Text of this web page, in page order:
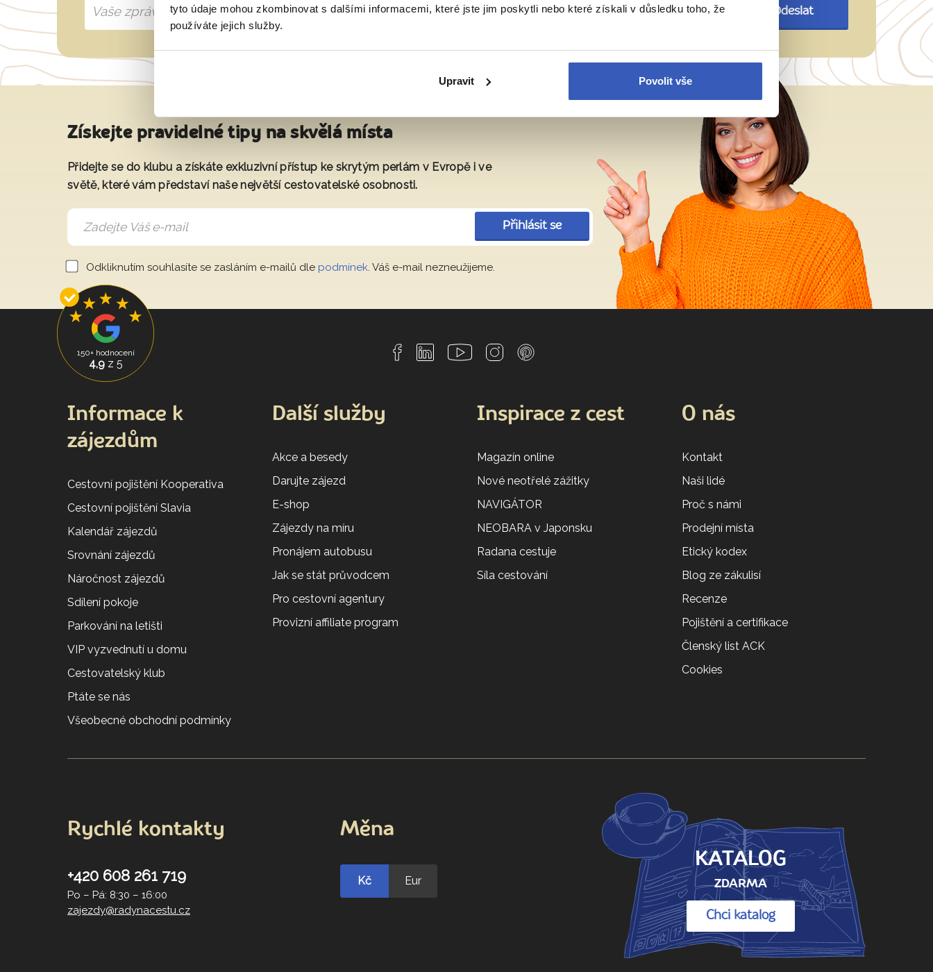
tyto údaje mohou zkombinovat s dalšími informacemi, které jste jim poskytli nebo které získali v důsledku toho, že
používáte jejich služby.
Upravit Povolit vše
Odeslat
Získejte pravidelné tipy na skvělá místa
Přidejte se do klubu a získáte exkluzivní přístup ke skrytým perlám v Evropě i ve
světě, které vám představí naše největší cestovatelské osobnosti.
Přihlásit se
Odkliknutím souhlasíte se zasláním e-mailů dle podmínek. Váš e-mail nezneužijeme.
150+ hodnocení
4,9z 5
Informace k
zájezdům
Cestovní pojištění Kooperativa
Cestovní pojištění Slavia
Kalendář zájezdů
Srovnání zájezdů
Náročnost zájezdů
Sdílení pokoje
Parkování na letišti
VIP vyzvednutí u domu
Cestovatelský klub
Ptáte se nás
Všeobecné obchodní podmínky
Další služby
Akce a besedy
Darujte zájezd
E-shop
Zájezdy na míru
Pronájem autobusu
Jak se stát průvodcem
Pro cestovní agentury
Provizní affiliate program
Inspirace z cest
Magazín online
Nové neotřelé zážitky
NAVIGÁTOR
NEOBARA v Japonsku
Radana cestuje
Síla cestování
O nás
Kontakt
Naši lidé
Proč s námi
Prodejní místa
Etický kodex
Blog ze zákulisí
Recenze
Pojištění a certifikace
Členský list ACK
Cookies
Rychlé kontakty
+420 608 261 719
Po – Pá: 8:30 – 16:00
zajezdy@radynacestu.cz
Měna
Kč Eur
KATALOG
ZDARMA
Chci katalog